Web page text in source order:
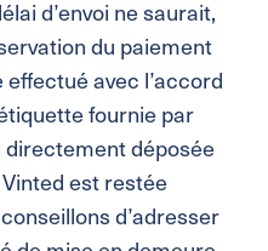
d’envoi ne saurait,
du paiement
effectué avec l’accord
fournie par
déposée
est restée
d’adresser